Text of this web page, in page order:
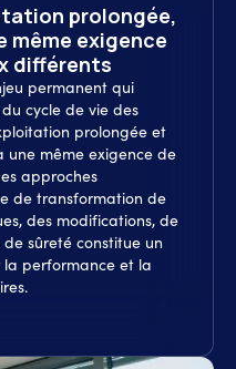
prolongée,
même exigence
différents
permanent qui
cycle de vie des
prolongée et
même exigence de
approches
de transformation de
des modifications, de
sûreté constitue un
performance et la